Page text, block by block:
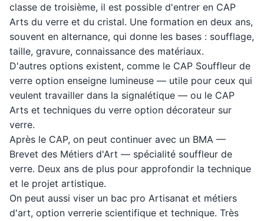
classe de troisième, il est possible d'entrer en CAP
Arts du verre et du cristal. Une formation en deux ans,
souvent en alternance, qui donne les bases : soufflage,
taille, gravure, connaissance des matériaux.
D'autres options existent, comme le CAP Souffleur de
verre option enseigne lumineuse — utile pour ceux qui
veulent travailler dans la signalétique — ou le CAP
Arts et techniques du verre option décorateur sur
verre.
Après le CAP, on peut continuer avec un BMA —
Brevet des Métiers d'Art — spécialité souffleur de
verre. Deux ans de plus pour approfondir la technique
et le projet artistique.
On peut aussi viser un bac pro Artisanat et métiers
d'art, option verrerie scientifique et technique. Très